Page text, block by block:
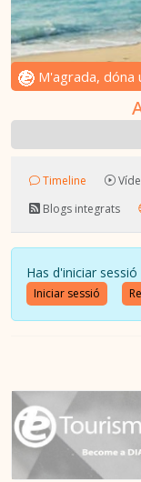
M'agrada, dóna
Timeline
Blogs integrats
Has d'iniciar
Iniciar sessió